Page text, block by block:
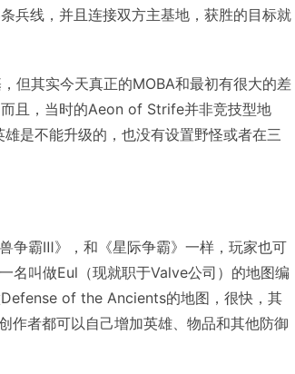
兵线，并且连接双方主基地，获胜的目标就
但其实今天真正的MOBA和最初有很大的差
且，当时的Aeon of Strife并非竞技型地
是不能升级的，也没有设置野怪或者在三
争霸Ⅲ》，和《星际争霸》一样，玩家也可
名叫做Eul（现就职于Valve公司）的地图编
of the Ancients的地图，很快，其
作者都可以自己增加英雄、物品和其他防御